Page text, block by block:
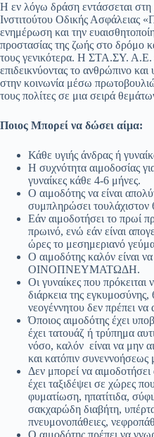
Η εν λόγω δράση εντάσσεται στη
Ινστιτούτου Οδικής Ασφάλειας
ενημέρωση και την
προστασίας της ζωής στο δρόμο
τους γενικότερα. Η ΣΤΑ.ΣΥ. Α.Ε.
επιδεικνύοντας το ανθρώπινο
στην κοινωνία μέσω
τους πολίτες σε μια σειρά
Ποιος Μπορεί να δώσει αίμα:
Κάθε υγιής άνδρας ή
Η συχνότητα αιμοδοσίας
γυναίκες κάθε 4-6 μήνες.
Ο αιμοδότης να είναι
συμπληρώσει τουλάχιστον
Εάν αιμοδοτήσει το πρωί
πρωινό, ενώ εάν είναι
ώρες το μεσημεριανό
Ο αιμοδότης καλόν είναι
ΟΙΝΟΠΝΕΥΜΑΤΩΔΗ.
Οι γυναίκες που
διάρκεια της
νεογέννητου δεν πρέπει να
Όποιος αιμοδότης έχει
έχει τατουάζ ή τρύπημα
νόσο, καλόν είναι να μην
και κατόπιν συνεννοήσεως
Δεν μπορεί να
έχει ταξιδέψει σε χώρες
φυματίωση, ηπατίτιδα,
σακχαρώδη διαβήτη,
πνευμονοπάθειες,